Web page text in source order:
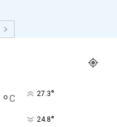
°C 27.3°
24.8°